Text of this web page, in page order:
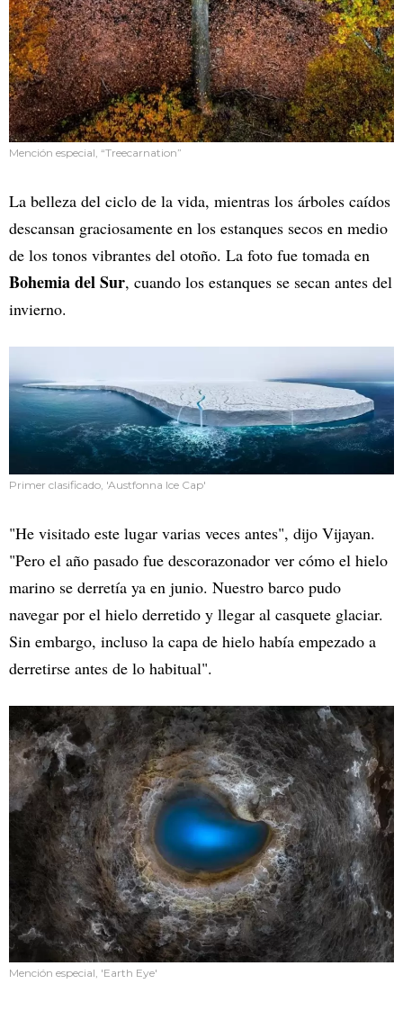
Mención especial, “Treecarnation”
La belleza del ciclo de la vida, mientras los árboles caídos
descansan graciosamente en los estanques secos en medio
de los tonos vibrantes del otoño. La foto fue tomada en
Bohemia del Sur, cuando los estanques se secan antes del
invierno.
Primer clasificado, 'Austfonna Ice Cap'
"He visitado este lugar varias veces antes", dijo Vijayan.
"Pero el año pasado fue descorazonador ver cómo el hielo
marino se derretía ya en junio. Nuestro barco pudo
navegar por el hielo derretido y llegar al casquete glaciar.
Sin embargo, incluso la capa de hielo había empezado a
derretirse antes de lo habitual".
Mención especial, 'Earth Eye'